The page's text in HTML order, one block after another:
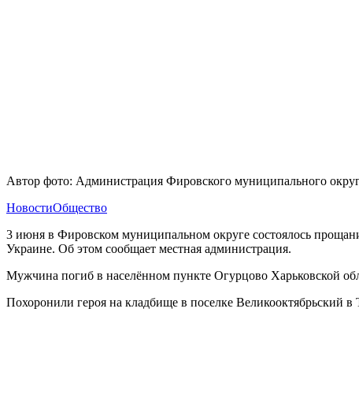
Автор фото: Администрация Фировского муниципального
НовостиОбщество
3 июня в Фировском муниципальном округе состоялось
Украине. Об этом сообщает местная администрация.
Мужчина погиб в населённом пункте Огурцово Харьковской
Похоронили героя на кладбище в поселке Великооктябрьский